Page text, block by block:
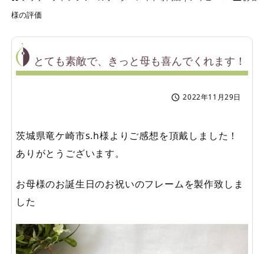
様の評価
とても素敵で、きっと母も喜んでくれます！
 2022年11月29日
茨城県竜ケ崎市s.h様よりご感想を頂戴しました！
ありがとうございます。
お母様のお誕生日のお祝いのフレームを製作致しま
した